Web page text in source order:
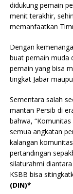
didukung pemain
menit terakhir,
memanfaatkan
Dengan
buat pemain muda
pemain yang bisa
tingkat Jabar
Sementara salah
mantan Persib di
bahwa,
semua angkatan
kalangan
pertandingan
silaturahmi
KSBB bisa
(DIN)*